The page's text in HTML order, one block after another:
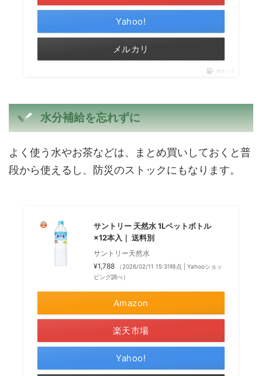
Yahoo!
メルカリ
ポチップ
水分補給を忘れずに
よく使う水やお茶などは、まとめ買いしておくと普
段から使えるし、防災のストックにもなります。
サントリー 天然水 1Lペットボトル
×12本入｜ 送料別
サントリー天然水
¥1,788
（2026/02/11 15:31時点 | Yahooショッ
ピング調べ）
Amazon
楽天市場
Yahoo!